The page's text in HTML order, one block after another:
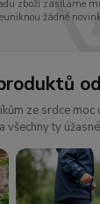
zboží zasíláme
žádné
ze srdce
všechny ty